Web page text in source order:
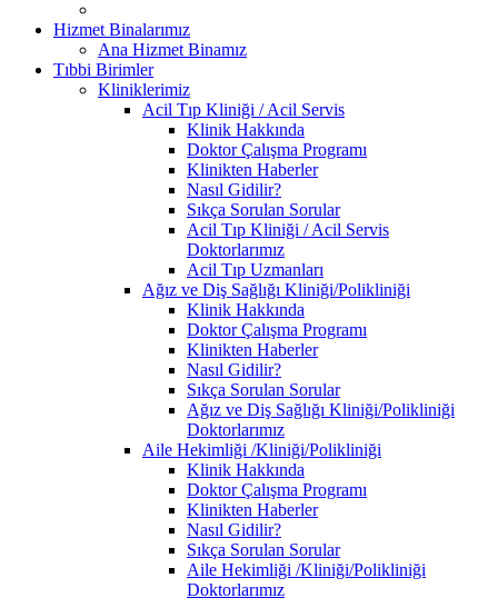
Hizmet Binalarımız
Ana Hizmet Binamız
Tıbbi Birimler
Kliniklerimiz
Acil Tıp Kliniği / Acil Servis
Klinik Hakkında
Doktor Çalışma Programı
Klinikten Haberler
Nasıl Gidilir?
Sıkça Sorulan Sorular
Acil Tıp Kliniği / Acil Servis
Doktorlarımız
Acil Tıp Uzmanları
Ağız ve Diş Sağlığı Kliniği/Polikliniği
Klinik Hakkında
Doktor Çalışma Programı
Klinikten Haberler
Nasıl Gidilir?
Sıkça Sorulan Sorular
Ağız ve Diş Sağlığı Kliniği/Polikliniği
Doktorlarımız
Aile Hekimliği /Kliniği/Polikliniği
Klinik Hakkında
Doktor Çalışma Programı
Klinikten Haberler
Nasıl Gidilir?
Sıkça Sorulan Sorular
Aile Hekimliği /Kliniği/Polikliniği
Doktorlarımız